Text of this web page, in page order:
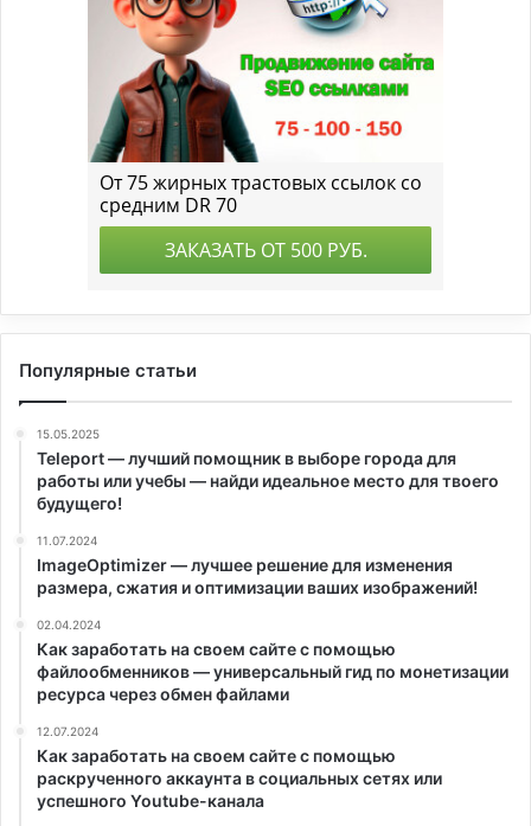
Популярные статьи
15.05.2025
Teleport — лучший помощник в выборе города для
работы или учебы — найди идеальное место для твоего
будущего!
11.07.2024
ImageOptimizer — лучшее решение для изменения
размера, сжатия и оптимизации ваших изображений!
02.04.2024
Как заработать на своем сайте с помощью
файлообменников — универсальный гид по монетизации
ресурса через обмен файлами
12.07.2024
Как заработать на своем сайте с помощью
раскрученного аккаунта в социальных сетях или
успешного Youtube-канала